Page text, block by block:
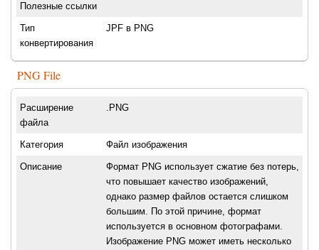
Полезные ссылки
Тип
конвертирования
JPF в PNG
PNG File
Расширение
файла
.PNG
Категория Файл изображения
Описание
Формат PNG использует сжатие без потерь,
что повышает качество изображений,
однако размер файлов остается слишком
большим. По этой причине, формат
используется в основном фотографами.
Изображение PNG может иметь несколько